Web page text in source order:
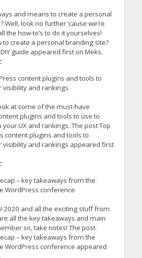
and means to create a personal
Well, look no further ’cause we’re
the how-to’s to do it yourselves!
to create a personal branding site?
guide appeared first on Meks.
content plugins and tools to
visibility and rankings
at some of the must-have
plugins and tools to use to
UX and rankings. The post Top
content plugins and tools to
visibility and rankings appeared first
– key takeaways from the
WordPress conference
2020 and all the exciting stuff from
all the key takeaways and main
so, take notes! The post
– key takeaways from the
WordPress conference appeared